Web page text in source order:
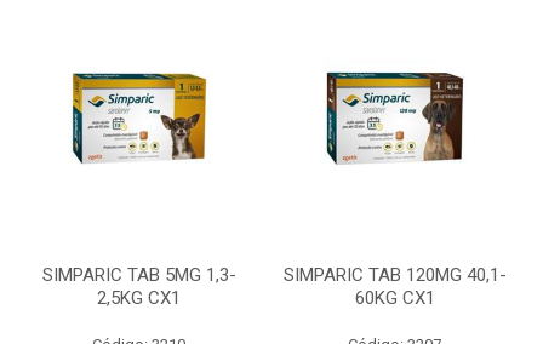
SIMPARIC TAB 5MG 1,3-
2,5KG CX1
SIMPARIC TAB 120MG 40,1-
60KG CX1